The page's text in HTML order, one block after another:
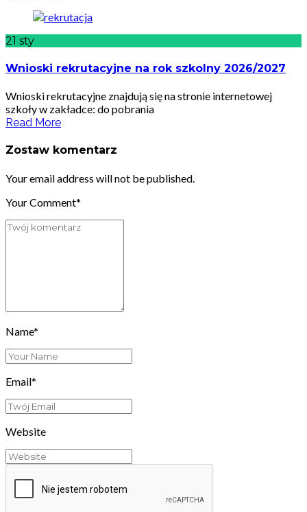
21 sty
Wnioski rekrutacyjne na rok szkolny 2026/2027
Wnioski rekrutacyjne znajdują się na stronie internetowej
szkoły w zakładce: do pobrania
Read More
Zostaw komentarz
Your email address will not be published.
Your Comment*
Name*
Email*
Website